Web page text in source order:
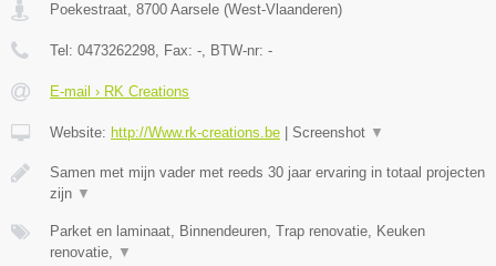
Poekestraat, 8700 Aarsele (West-Vlaanderen)
Tel: 0473262298, Fax: -, BTW-nr: -
E-mail › RK Creations
Website: http://Www.rk-creations.be Screenshot ▼
Samen met mijn vader met reeds 30 jaar ervaring in totaal projecten
zijn ▼
Parket en laminaat, Binnendeuren, Trap renovatie, Keuken
renovatie, ▼